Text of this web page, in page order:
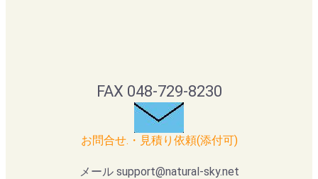
FAX 048-729-8230
お問合せ.・見積り依頼(添付可)
メール support@natural-sky.net